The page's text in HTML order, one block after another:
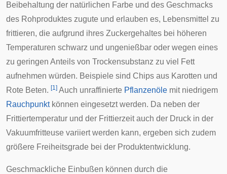
Beibehaltung der natürlichen Farbe und des Geschmacks
des Rohproduktes zugute und erlauben es, Lebensmittel zu
frittieren, die aufgrund ihres Zuckergehaltes bei höheren
Temperaturen schwarz und ungenießbar oder wegen eines
zu geringen Anteils von Trockensubstanz zu viel Fett
aufnehmen würden. Beispiele sind Chips aus Karotten und
Rote Beten. [1] Auch unraffinierte Pflanzenöle mit niedrigem
Rauchpunktkönnen eingesetzt werden. Da neben der
Frittiertemperatur und der Frittierzeit auch der Druck in der
Vakuumfritteuse variiert werden kann, ergeben sich zudem
größere Freiheitsgrade bei der Produktentwicklung.
Geschmackliche Einbußen können durch die